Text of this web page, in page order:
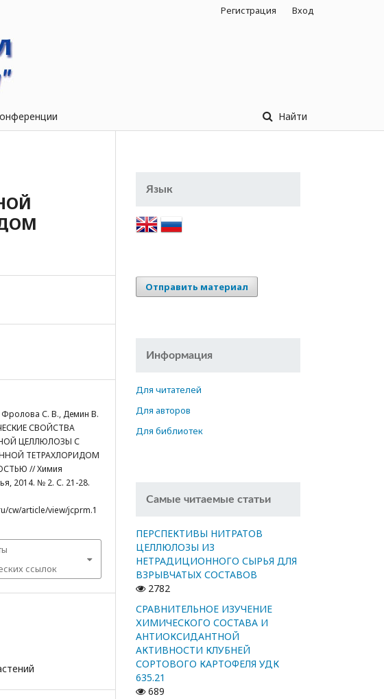
Найти
Регистрация Вход
С. В., Демин В.
СВОЙСТВА
ЦЕЛЛЮЛОЗЫ С
ТЕТРАХЛОРИДОМ
// Химия
2014. № 2. С. 21-28.
cw/article/view/jcprm.1
ссылок
Язык
Отправить материал
Информация
Для читателей
Для авторов
Для библиотек
Самые читаемые статьи
ПЕРСПЕКТИВЫ НИТРАТОВ
ЦЕЛЛЮЛОЗЫ ИЗ
НЕТРАДИЦИОННОГО СЫРЬЯ ДЛЯ
ВЗРЫВЧАТЫХ СОСТАВОВ
2782
СРАВНИТЕЛЬНОЕ ИЗУЧЕНИЕ
ХИМИЧЕСКОГО СОСТАВА И
АНТИОКСИДАНТНОЙ
АКТИВНОСТИ КЛУБНЕЙ
СОРТОВОГО КАРТОФЕЛЯ УДК
635.21
689